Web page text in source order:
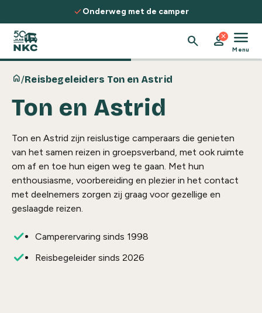
Spring naar de inhoud
checkOnderweg met de camper
search person
close menu
Menu
home/Reisbegeleiders Ton en Astrid
Ton en Astrid
Ton en Astrid zijn reislustige camperaars die genieten
van het samen reizen in groepsverband, met ook ruimte
om af en toe hun eigen weg te gaan. Met hun
enthousiasme, voorbereiding en plezier in het contact
met deelnemers zorgen zij graag voor gezellige en
geslaagde reizen.
Camperervaring sinds 1998
Reisbegeleider sinds 2026